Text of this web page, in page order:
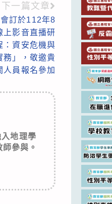
下一篇文章
訂於112年8
上影音直播研
資安危機與
務」，敬邀貴
人員報名參加
地理學
參與。